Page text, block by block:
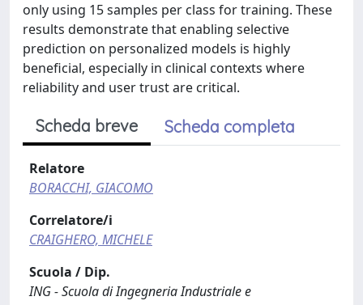
only using 15 samples per class for training. These
results demonstrate that enabling selective
prediction on personalized models is highly
beneficial, especially in clinical contexts where
reliability and user trust are critical.
Scheda breve Scheda completa
Relatore
BORACCHI, GIACOMO
Correlatore/i
CRAIGHERO, MICHELE
Scuola / Dip.
ING - Scuola di Ingegneria Industriale e